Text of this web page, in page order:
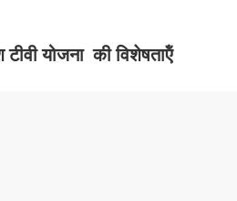
टीवी योजना की विशेषताऍं